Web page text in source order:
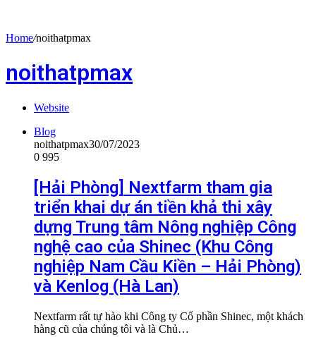
Home/noithatpmax
noithatpmax
Website
Blog
noithatpmax30/07/2023
0 995
[Hải Phòng] Nextfarm tham gia
triển khai dự án tiền khả thi xây
dựng Trung tâm Nông nghiệp Công
nghệ cao của Shinec (Khu Công
nghiệp Nam Cầu Kiền – Hải Phòng)
và Kenlog (Hà Lan)
Nextfarm rất tự hào khi Công ty Cổ phần Shinec, một khách
hàng cũ của chúng tôi và là Chủ…